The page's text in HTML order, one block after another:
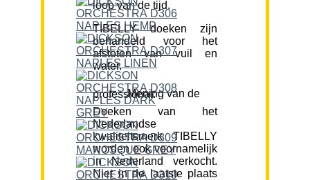
loop van de tijd.
TIBELLY doeken zijn
behandeld voor het
afstoten van vuil en
water.
Mening van de professional:
Doeken van het
Nederlandse
kwaliteitsmerk TIBELLY
worden ook voornamelijk
in Nederland verkocht.
Niet in de laatste plaats